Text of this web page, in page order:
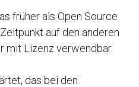
früher als Open Source
auf den anderen
mit Lizenz verwendbar.
das bei den